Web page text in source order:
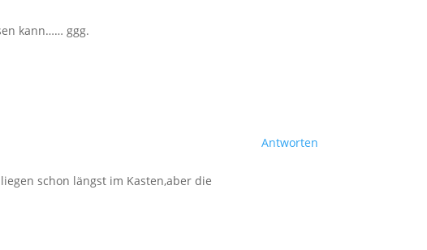
kann…… ggg.
schon längst im Kasten,aber die
Antworten